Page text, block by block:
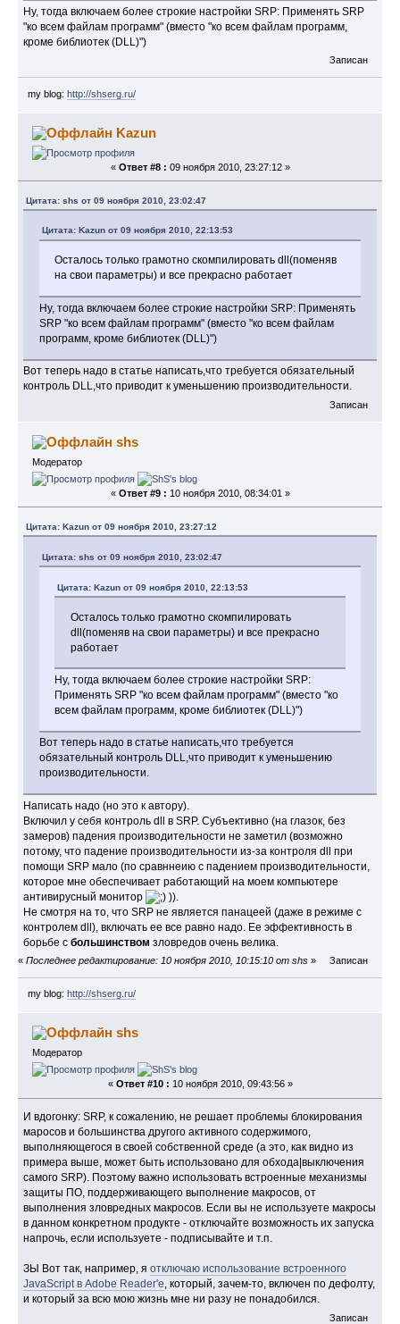
Ну, тогда включаем более строкие настройки SRP: Применять SRP
"ко всем файлам программ" (вместо "ко всем файлам программ,
кроме библиотек (DLL)")
Записан
my blog: http://shserg.ru/
Kazun
« Ответ #8 : 09 ноября 2010, 23:27:12 »
Цитата: shs от 09 ноября 2010, 23:02:47
Цитата: Kazun от 09 ноября 2010, 22:13:53
Осталось только грамотно скомпилировать dll(поменяв
на свои параметры) и все прекрасно работает
Ну, тогда включаем более строкие настройки SRP: Применять
SRP "ко всем файлам программ" (вместо "ко всем файлам
программ, кроме библиотек (DLL)")
Вот теперь надо в статье написать,что требуется обязательный
контроль DLL,что приводит к уменьшению производительности.
Записан
shs
Модератор
« Ответ #9 : 10 ноября 2010, 08:34:01 »
Цитата: Kazun от 09 ноября 2010, 23:27:12
Цитата: shs от 09 ноября 2010, 23:02:47
Цитата: Kazun от 09 ноября 2010, 22:13:53
Осталось только грамотно скомпилировать
dll(поменяв на свои параметры) и все прекрасно
работает
Ну, тогда включаем более строкие настройки SRP:
Применять SRP "ко всем файлам программ" (вместо "ко
всем файлам программ, кроме библиотек (DLL)")
Вот теперь надо в статье написать,что требуется
обязательный контроль DLL,что приводит к уменьшению
производительности.
Написать надо (но это к автору).
Включил у себя контроль dll в SRP. Субъективно (на глазок, без
замеров) падения производительности не заметил (возможно
потому, что падение производительности из-за контроля dll при
помощи SRP мало (по сравннеию с падением производительности,
которое мне обеспечивает работающий на моем компьютере
антивирусный монитор
)).
Не смотря на то, что SRP не является панацеей (даже в режиме с
контролем dll), включать ее все равно надо. Ее эффективность в
борьбе сбольшинствомзловредов очень велика.
« Последнее редактирование: 10 ноября 2010, 10:15:10 от shs » Записан
my blog: http://shserg.ru/
shs
Модератор
« Ответ #10 : 10 ноября 2010, 09:43:56 »
И вдогонку: SRP, к сожалению, не решает проблемы блокирования
маросов и большинства другого активного содержимого,
выполняющегося в своей собственной среде (а это, как видно из
примера выше, может быть использовано для обхода|выключения
самого SRP). Поэтому важно использовать встроенные механизмы
защиты ПО, поддерживающего выполнение макросов, от
выполнения зловредных макросов. Если вы не используете макросы
в данном конкретном продукте - отключайте возможность их запуска
напрочь, если используете - подписывайте и т.п.
ЗЫ Вот так, например, яотключаю использование встроенного
JavaScript в Adobe Reader'е, который, зачем-то, включен по дефолту,
и который за всю мою жизнь мне ни разу не понадобился.
Записан